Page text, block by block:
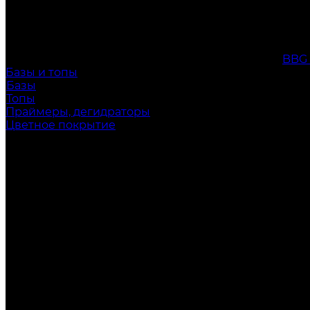
Базы и топы
Базы
Топы
Праймеры, дегидраторы
Цветное покрытие